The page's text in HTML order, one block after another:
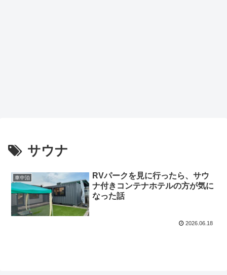
サウナ
車中泊
RVパークを見に行ったら、サウ
ナ付きコンテナホテルの方が気に
なった話
2026.06.18